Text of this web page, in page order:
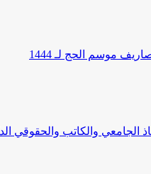
موسم الحج لـ 1444
الجامعي والكاتب والحقوقي